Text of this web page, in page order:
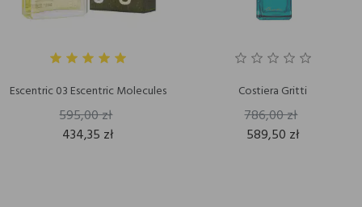
Escentric 03 Escentric Molecules
595,00 zł
434,35 zł
Costiera Gritti
786,00 zł
589,50 zł